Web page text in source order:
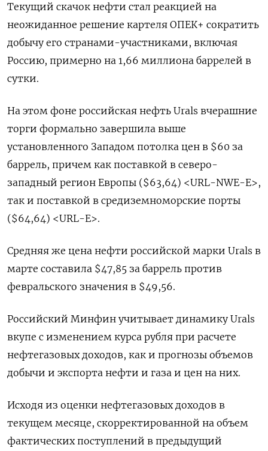
Текущий скачок нефти стал реакцией на
неожиданное решение картеля ОПЕК+ сократить
добычу его странами-участниками, включая
Россию, примерно на 1,66 миллиона баррелей в
сутки.
На этом фоне российская нефть Urals вчерашние
торги формально завершила выше
установленного Западом потолка цен в $60 за
баррель, причем как поставкой в северо-
западный регион Европы ($63,64) <URL-NWE-E>,
так и поставкой в средиземноморские порты
($64,64) <URL-E>.
Средняя же цена нефти российской марки Urals в
марте составила $47,85 за баррель против
февральского значения в $49,56.
Российский Минфин учитывает динамику Urals
вкупе с изменением курса рубля при расчете
нефтегазовых доходов, как и прогнозы объемов
добычи и экспорта нефти и газа и цен на них.
Исходя из оценки нефтегазовых доходов в
текущем месяце, скорректированной на объем
фактических поступлений в предыдущий